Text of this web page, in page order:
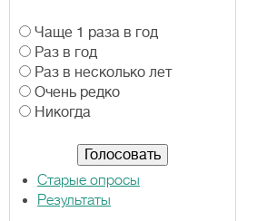
В
а
р
и
а
Чаще 1 раза в год
Раз в год
Раз в несколько лет
Очень редко
Никогда
Старые опросы
Результаты